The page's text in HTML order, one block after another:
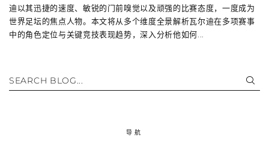
迪以其迅捷的速度、敏锐的门前嗅觉以及顽强的比赛态度，一度成为
世界足坛的焦点人物。本文将从多个维度全景解析瓦尔迪在多项赛事
中的角色定位与关键竞技表现趋势，深入分析他如何...
SEARCH BLOG...
导航